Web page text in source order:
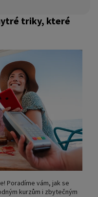
triky, které
Poradíme vám, jak se
kurzům i zbytečným